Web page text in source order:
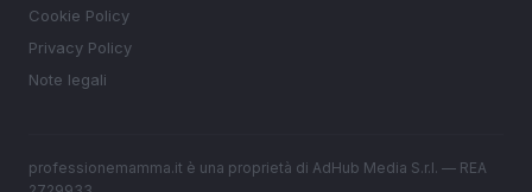
Cookie Policy
Privacy Policy
Note legali
professionemamma.it è una proprietà di AdHub Media S.r.l. — REA